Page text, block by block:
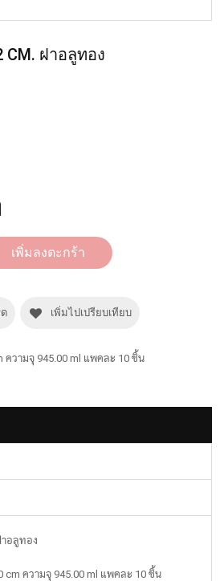
CM. ฝาอลูทอง
เพิ่มลงตะกร้า
เพิ่มไปเปรียบเทียบ
ความจุ 945.00 ml แพคละ 10 ชิ้น
าอลูทอง
cm ความจุ 945.00 ml แพคละ 10 ชิ้น